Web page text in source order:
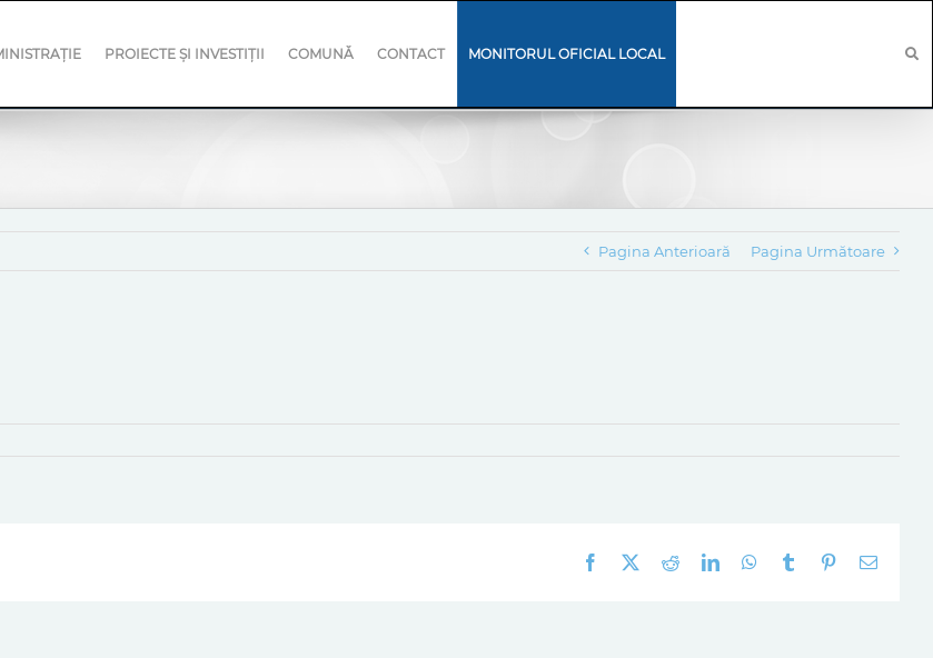
PROIECTE ȘI INVESTIȚII COMUNĂ CONTACT MONITORUL OFICIAL LOCAL
Pagina Anterioară Pagina Următoare
Facebook RedditLinkedInWhatsApp
Tumblr Pinterest
E-